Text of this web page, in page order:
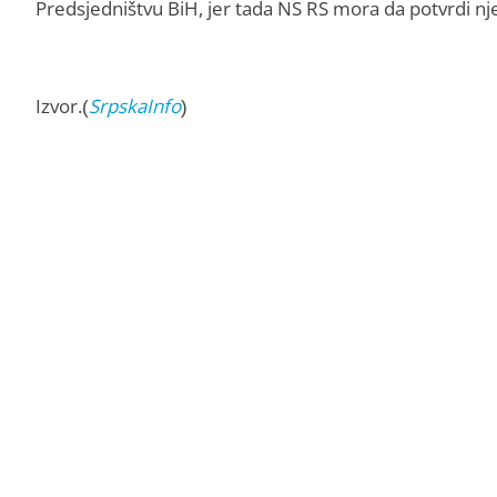
Predsjedništvu BiH, jer tada NS RS mora da potvrdi
Izvor.(SrpskaInfo)